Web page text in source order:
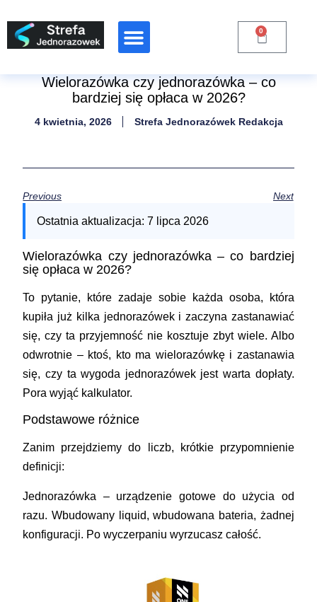
0
Wielorazówka czy jednorazówka – co
bardziej się opłaca w 2026?
4 kwietnia, 2026 Strefa Jednorazówek Redakcja
Previous Next
Ostatnia aktualizacja: 7 lipca 2026
Wielorazówka czy jednorazówka – co bardziej
się opłaca w 2026?
To pytanie, które zadaje sobie każda osoba, która
kupiła już kilka jednorazówek i zaczyna zastanawiać
się, czy ta przyjemność nie kosztuje zbyt wiele. Albo
odwrotnie – ktoś, kto ma wielorazówkę i zastanawia
się, czy ta wygoda jednorazówek jest warta dopłaty.
Pora wyjąć kalkulator.
Podstawowe różnice
Zanim przejdziemy do liczb, krótkie przypomnienie
definicji:
Jednorazówka – urządzenie gotowe do użycia od
razu. Wbudowany liquid, wbudowana bateria, żadnej
konfiguracji. Po wyczerpaniu wyrzucasz całość.